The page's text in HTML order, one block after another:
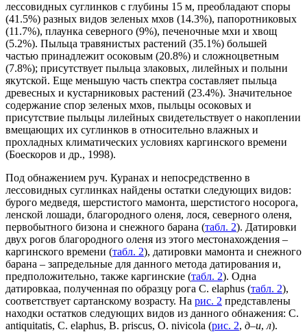
лессовидных суглинков с глубины 15 м, преобладают споры
(41.5%) разных видов зеленых мхов (14.3%), папоротниковых
(11.7%), плаунка северного (9%), печеночные мхи и хвощ
(5.2%). Пыльца травянистых растений (35.1%) большей
частью принадлежит осоковым (20.8%) и сложноцветным
(7.8%); присутствует пыльца злаковых, лилейных и полыни
якутской. Еще меньшую часть спектра составляет пыльца
древесных и кустарниковых растений (23.4%). Значительное
содержание спор зеленых мхов, пыльцы осоковых и
присутствие пыльцы лилейных свидетельствует о накоплении
вмещающих их суглинков в относительно влажных и
прохладных климатических условиях каргинского времени
(Боескоров и др., 1998).
Под обнажением руч. Куранах и непосредственно в
лессовидных суглинках найдены остатки следующих видов:
бурого медведя, шерстистого мамонта, шерстистого носорога,
ленской лошади, благородного оленя, лося, северного оленя,
первобытного бизона и снежного барана (табл. 2). Датировки
двух рогов благородного оленя из этого местонахождения –
каргинского времени (табл. 2), датировки мамонта и снежного
барана – запредельные для данного метода датирования и,
предположительно, также каргинские (табл. 2). Одна
датировкаа, полученная по образцу рога C. elaphus (табл. 2),
соответствует сартанскому возрасту. На рис. 2 представлены
находки остатков следующих видов из данного обнажения: C.
antiquitatis, C. elaphus, B. priscus, O. nivicola (рис. 2, д–и, л).